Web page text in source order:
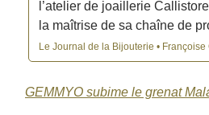
l’atelier de joaillerie
la maîtrise de sa chaîne de
Le Journal de la Bijouterie • Françoise
GEMMYO subime le grenat